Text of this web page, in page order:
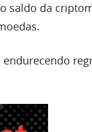
saldo da